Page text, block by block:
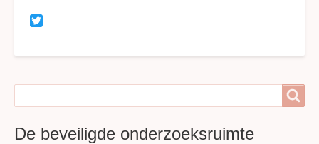
De beveiligde onderzoeksruimte